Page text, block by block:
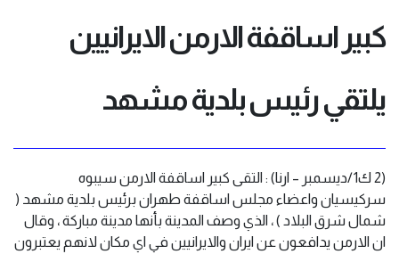
كبير اساقفة الارمن الايرانيين
يلتقي رئيس بلدية مشهد
(2 ك1/ديسمبر – ارنا) : التقى كبير اساقفة الارمن سيبوه
سركيسيان واعضاء مجلس اساقفة طهران برئيس بلدية مشهد (
شمال شرق البلاد ) ، الذي وصف المدينة بأنها مدينة مباركة ، وقال
ان الارمن يدافعون عن ايران والايرانيين في اي مكان لانهم يعتبرون